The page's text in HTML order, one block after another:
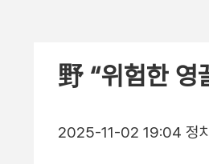
野 “위험한 영
2025-11-02 19:04 정치